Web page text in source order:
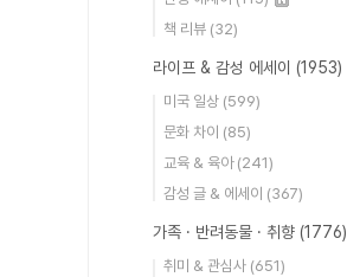
책 리뷰 (32)
라이프 & 감성 에세이 (1953)
미국 일상 (599)
문화 차이 (85)
교육 & 육아 (241)
감성 글 & 에세이 (367)
가족 · 반려동물 · 취향 (1776)
취미 & 관심사 (651)